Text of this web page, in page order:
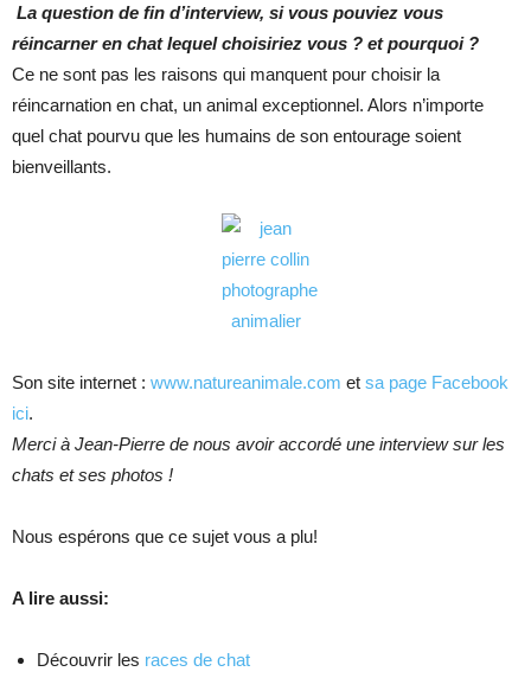
La question de fin d’interview, si vous pouviez vous
réincarner en chat lequel choisiriez vous ? et pourquoi ?
Ce ne sont pas les raisons qui manquent pour choisir la
réincarnation en chat, un animal exceptionnel. Alors n’importe
quel chat pourvu que les humains de son entourage soient
bienveillants.
Son site internet : www.natureanimale.com et sa page Facebook
ici.
Merci à Jean-Pierre de nous avoir accordé une interview sur les
chats et ses photos !
Nous espérons que ce sujet vous a plu!
A lire aussi:
Découvrir les races de chat